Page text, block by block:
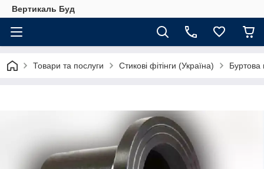
Вертикаль Буд
Товари та послуги Стикові фітінги (Україна) Буртова